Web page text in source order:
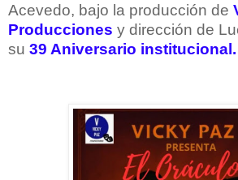
Acevedo, bajo la producción de
Producciones y dirección de
su 39 Aniversario institucional.